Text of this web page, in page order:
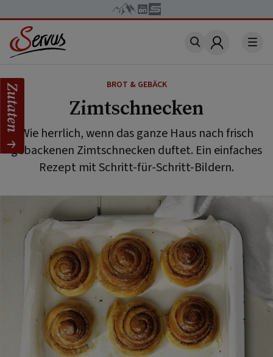
Account
BROT & GEBÄCK
Zimtschnecken
Wie herrlich, wenn das ganze Haus nach frisch
gebackenen Zimtschnecken duftet. Ein einfaches
Rezept mit Schritt-für-Schritt-Bildern.
Zutaten